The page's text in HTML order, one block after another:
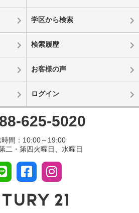
学区から検索
検索履歴
お客様の声
ログイン
625-5020
時間：10:00～19:00
二・第四火曜日、水曜日